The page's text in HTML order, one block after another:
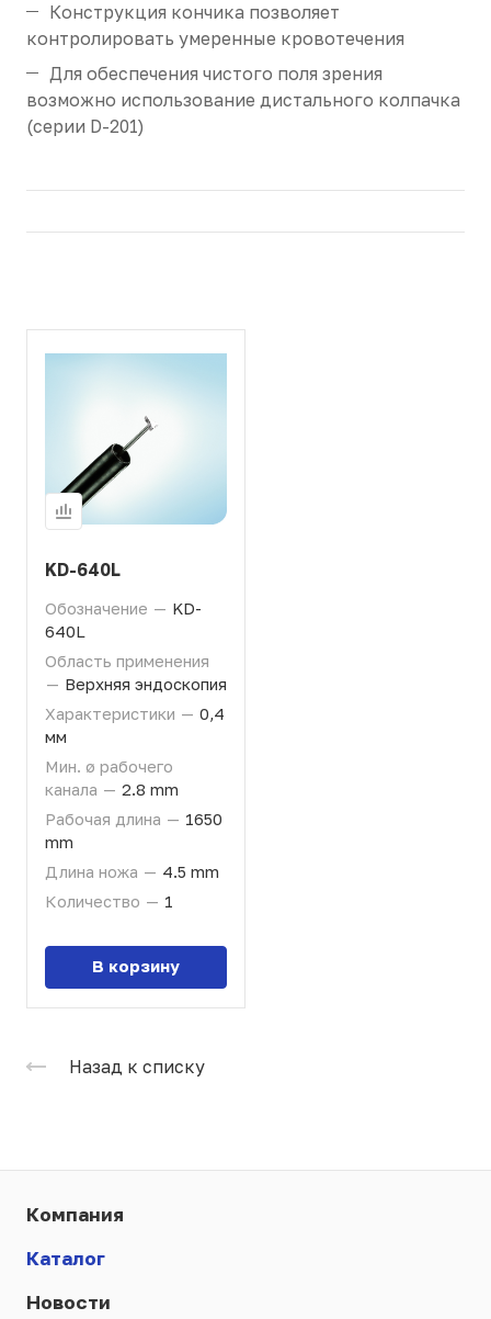
Конструкция кончика позволяет
контролировать умеренные кровотечения
Для обеспечения чистого поля зрения
возможно использование дистального колпачка
(серии D-201)
KD-640L
Обозначение — KD-
640L
Область применения
— Верхняя эндоскопия
Характеристики — 0,4
мм
Мин. ø рабочего
канала — 2.8 mm
Рабочая длина — 1650
mm
Длина ножа — 4.5 mm
Количество — 1
В корзину
Назад к списку
Компания
Каталог
Новости